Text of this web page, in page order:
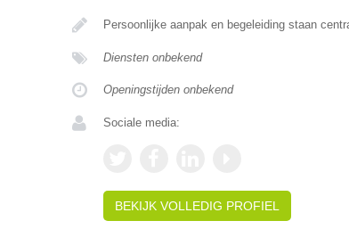
Persoonlijke aanpak en begeleiding staan
Diensten onbekend
Openingstijden onbekend
Sociale media:
BEKIJK VOLLEDIG PROFIEL